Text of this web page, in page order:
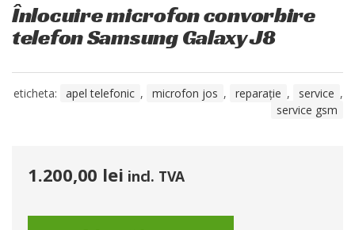
Înlocuire microfon convorbire
telefon Samsung Galaxy J8
eticheta: apel telefonic , microfon jos , reparație , service ,
service gsm
1.200,00 lei incl. TVA